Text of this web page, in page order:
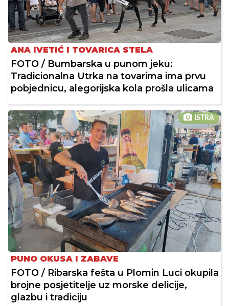
ANA IVETIĆ I TOVARICA STELA
FOTO / Bumbarska u punom jeku:
Tradicionalna Utrka na tovarima ima prvu
pobjednicu, alegorijska kola prošla ulicama
ISTRA
PUNO OKUSA I ZABAVE
FOTO / Ribarska fešta u Plomin Luci okupila
brojne posjetitelje uz morske delicije,
glazbu i tradiciju